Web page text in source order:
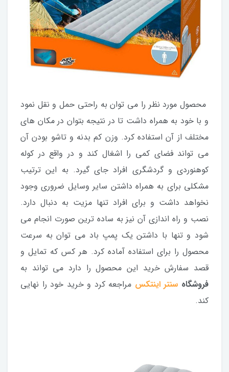
محصول مورد نظر را می توان به راحتی حمل و نقل نمود
و با خود به همراه داشت تا در نتیجه بتوان در مکان های
مختلف از آن استفاده کرد. وزن کم بدنه و تاشو بودن آن
می تواند فضای کمی را اشغال کند و در واقع در کوله
کوهنوردی و گردشگری افراد جای گیرد. به این ترتیب
مشکلی برای به همراه داشتن سایر وسایل ضروری وجود
نخواهد داشت و برای افراد تنها مزیت به دنبال دارد.
نصب و راه اندازی آن نیز به ساده ترین صورت انجام می
شود و تنها با داشتن یک پمپ باد می توان به سرعت
محصول را برای استفاده آماده کرد. هر کس که تمایل و
قصد سفارش خرید این محصول را دارد می تواند به
فروشگاه سنتر اینتکس مراجعه کرد و خرید خود را نهایی
کند.